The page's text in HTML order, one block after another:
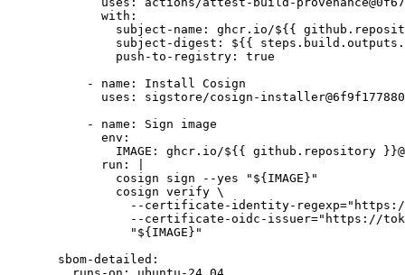
with :
subject-name : ghcr.io/${{
subject-digest : ${{
push-to-registry : true
- name : Install Cosign
uses : sigstore/cosign-
- name : Sign image
env :
IMAGE : ghcr.io/${{ github.repository
run :
cosign sign --yes "${IMAGE}"
cosign verify \
--certificate-identity-
--certificate-oidc-issuer="https://
"${IMAGE}"
sbom-detailed :